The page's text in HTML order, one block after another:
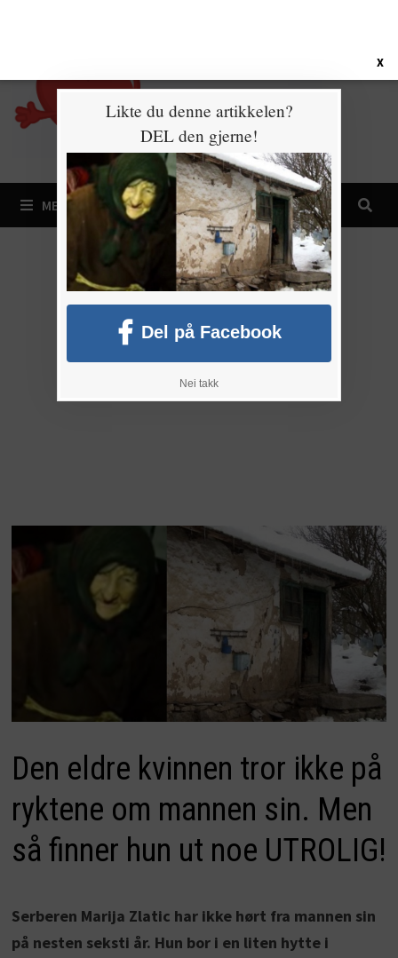
MENY
Den eldre kvinnen tror ikke på
ryktene om mannen sin. Men
så finner hun ut noe UTROLIG!
Serberen Marija Zlatic har ikke hørt fra mannen sin
på nesten seksti år. Hun bor i en liten hytte i
X
Likte du denne artikkelen?
DEL den gjerne!
Del på Facebook
Nei takk